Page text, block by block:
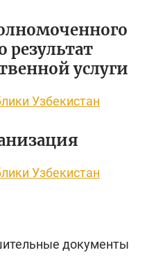
результат
услуги
Узбекистан
Узбекистан
документы